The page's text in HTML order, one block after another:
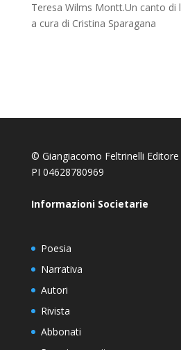
Teresa Wilms Montt.Un canto di
a cura di Cristina Sparagana
© Giangiacomo Feltrinelli Editore
PI 04628780969
Informazioni Societarie
Poesia
Narrativa
Autori
Rivista
Abbonati